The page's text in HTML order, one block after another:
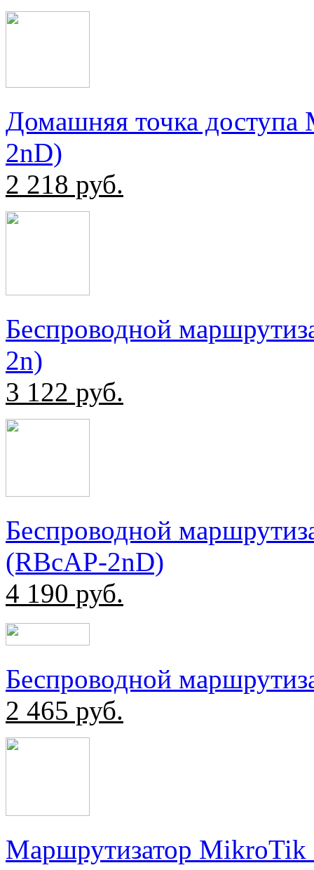
Домашняя точка
2nD)
2 218 руб.
Беспроводной
2n)
3 122 руб.
Беспроводной
(RBcAP-2nD)
4 190 руб.
Беспроводной
2 465 руб.
Маршрутизатор